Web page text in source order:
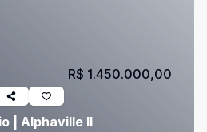
| Alphaville II
R$ 1.450.000,00